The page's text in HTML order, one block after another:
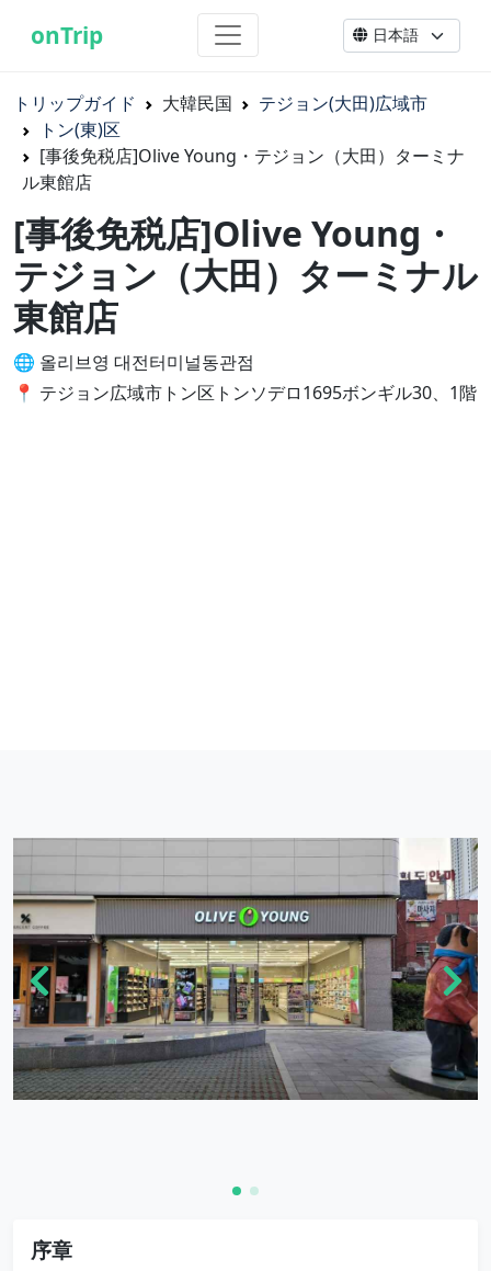
onTrip
トリップガイド 大韓民国
テジョン(大田)広域市
トン(東)区
[事後免税店]Olive Young・テジョン（大田）ターミナ
ル東館店
[事後免税店]Olive Young・
テジョン（大田）ターミナル
東館店
🌐 올리브영 대전터미널동관점
📍 テジョン広域市トン区トンソデロ1695ボンギル30、1階
序章